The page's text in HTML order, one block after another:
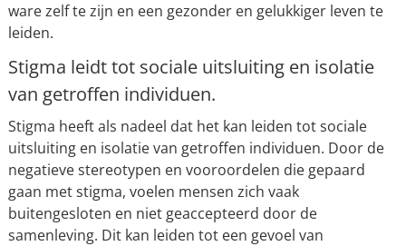
ware zelf te zijn en een gezonder en gelukkiger leven te
leiden.
Stigma leidt tot sociale uitsluiting en isolatie
van getroffen individuen.
Stigma heeft als nadeel dat het kan leiden tot sociale
uitsluiting en isolatie van getroffen individuen. Door de
negatieve stereotypen en vooroordelen die gepaard
gaan met stigma, voelen mensen zich vaak
buitengesloten en niet geaccepteerd door de
samenleving. Dit kan leiden tot een gevoel van